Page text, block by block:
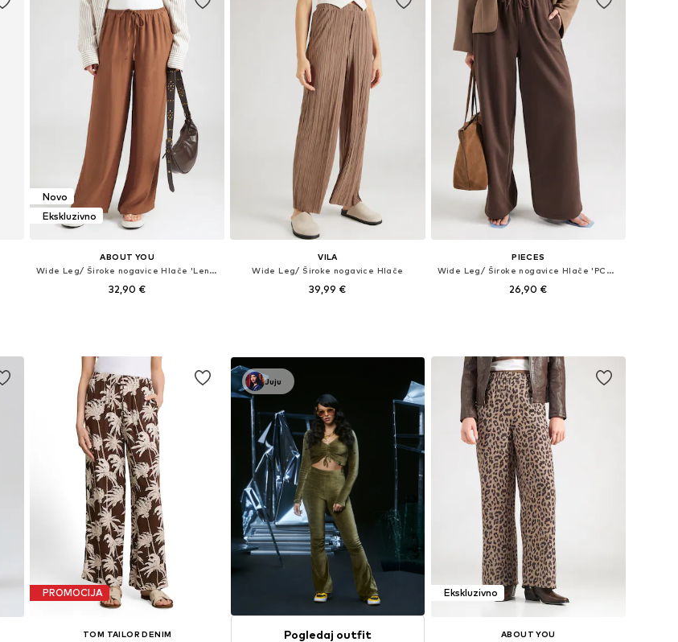
Novo
Ekskluzivno
ABOUT YOU
Wide Leg/ Široke nogavice Hlače 'Lenni'
32,90 €
VILA
Wide Leg/ Široke nogavice Hlače
39,99 €
PIECES
Wide Leg/ Široke nogavice Hlače 'PCChilli'
26,90 €
PROMOCIJA
TOM TAILOR DENIM
Juju
Pogledaj outfit
Ekskluzivno
ABOUT YOU